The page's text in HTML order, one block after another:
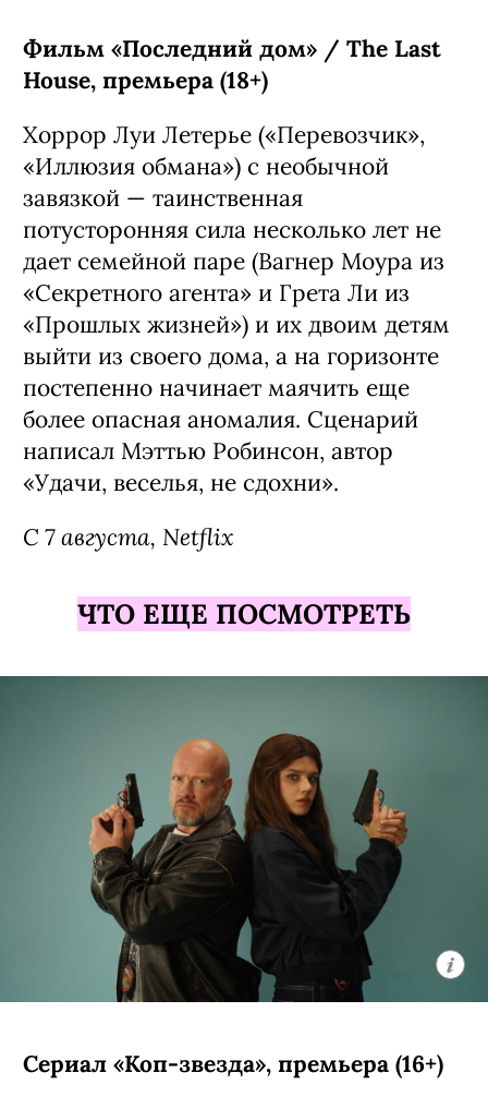
Фильм «Последний дом» / The Last
House, премьера (18+)
Хоррор Луи Летерье («Перевозчик»,
«Иллюзия обмана») с необычной
завязкой — таинственная
потусторонняя сила несколько лет не
дает семейной паре (Вагнер Моура из
«Секретного агента» и Грета Ли из
«Прошлых жизней») и их двоим детям
выйти из своего дома, а на горизонте
постепенно начинает маячить еще
более опасная аномалия. Сценарий
написал Мэттью Робинсон, автор
«Удачи, веселья, не сдохни».
С 7 августа, Netflix
ЧТО ЕЩЕ ПОСМОТРЕТЬ
Сериал «Коп-звезда», премьера (16+)